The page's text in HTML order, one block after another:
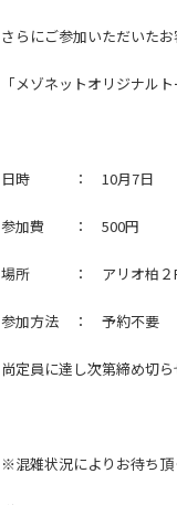
さらにご参加いただいた
「メゾネットオリジナル
日時 ： 10月7日 （10
参加費 ： 500円
場所 ： アリオ柏２F
参加方法 ： 予約不要
尚定員に達し次第締め切
※混雑状況によりお待ち頂